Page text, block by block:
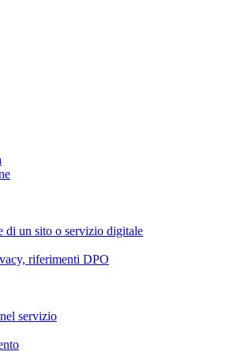
di un sito o servizio digitale
riferimenti DPO
servizio